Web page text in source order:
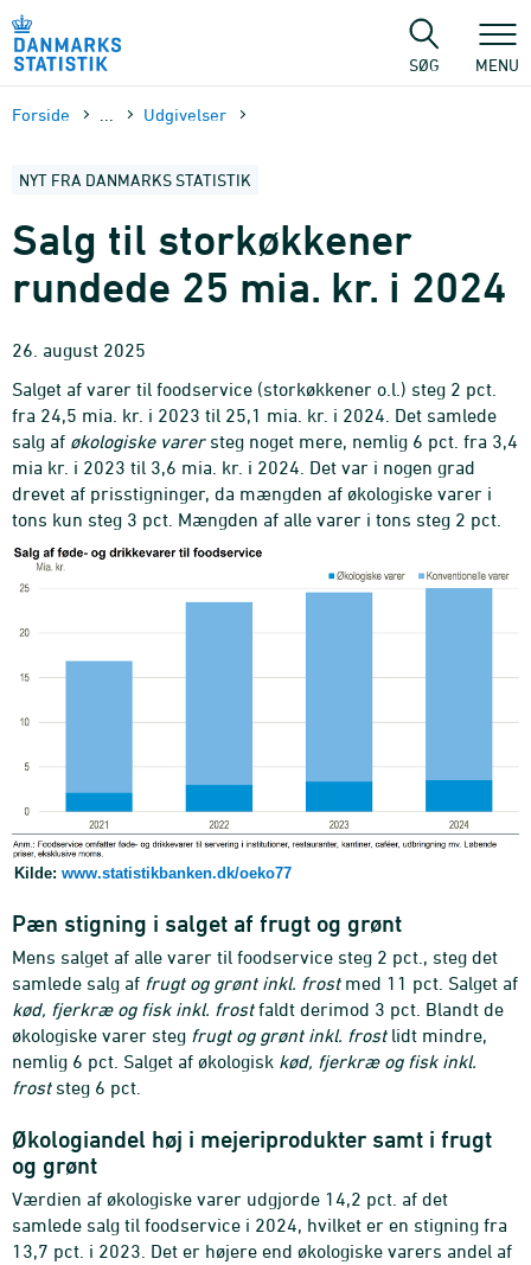
sidens
SØG MENU
Forside Udgivelser
NYT FRA DANMARKS STATISTIK
Salg til storkøkkener
rundede 25 mia. kr. i 2024
26. august 2025
Salget af varer til foodservice (storkøkkener o.l.) steg 2 pct.
fra 24,5 mia. kr. i 2023 til 25,1 mia. kr. i 2024. Det samlede
salg af økologiske varersteg noget mere, nemlig 6 pct. fra 3,4
mia kr. i 2023 til 3,6 mia. kr. i 2024. Det var i nogen grad
drevet af prisstigninger, da mængden af økologiske varer i
tons kun steg 3 pct. Mængden af alle varer i tons steg 2 pct.
Kilde: www.statistikbanken.dk/oeko77
Pæn stigning i salget af frugt og grønt
Mens salget af alle varer til foodservice steg 2 pct., steg det
samlede salg af frugt og grønt inkl. frostmed 11 pct. Salget af
kød, fjerkræ og fisk inkl. frostfaldt derimod 3 pct. Blandt de
økologiske varer steg frugt og grønt inkl. frostlidt mindre,
nemlig 6 pct. Salget af økologisk kød, fjerkræ og fisk inkl.
froststeg 6 pct.
Økologiandel høj i mejeriprodukter samt i frugt
og grønt
Værdien af økologiske varer udgjorde 14,2 pct. af det
samlede salg til foodservice i 2024, hvilket er en stigning fra
13,7 pct. i 2023. Det er højere end økologiske varers andel af